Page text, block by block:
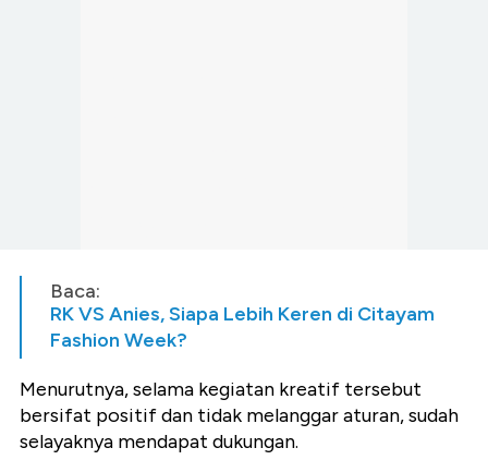
Baca:
RK VS Anies, Siapa Lebih Keren di Citayam
Fashion Week?
Menurutnya, selama kegiatan kreatif tersebut
bersifat positif dan tidak melanggar aturan, sudah
selayaknya mendapat dukungan.